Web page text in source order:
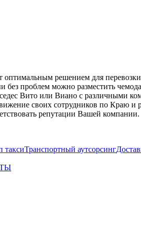
оптимальным решением для
проблем можно разместить
Вито или Виано с различными
своих сотрудников по Краю и
репутации Вашей компании.
таксиТранспортный аутсорсинг